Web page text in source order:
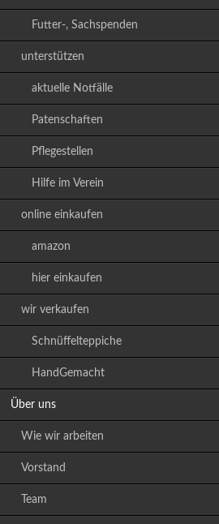
Futter-, Sachspenden
unterstützen
aktuelle Notfälle
Patenschaften
Pflegestellen
Hilfe im Verein
online einkaufen
amazon
hier einkaufen
wir verkaufen
Schnüffelteppiche
HandGemacht
Über uns
Wie wir arbeiten
Vorstand
Team